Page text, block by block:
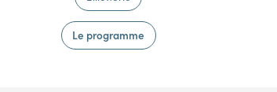
Le programme